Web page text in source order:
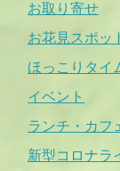
お取り寄せ
お花見スポッ
ほっこりタイ
イベント
ランチ・カフ
新型コロナラ